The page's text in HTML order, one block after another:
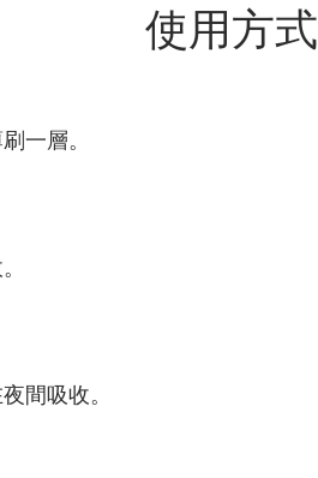
使用方式
一層。
間吸收。